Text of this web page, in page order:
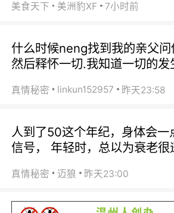
美食天下 美洲豹XF 7小时前
什么时候neng找到我的亲父
然后释怀一切.我知道一切的发
真情秘密 linkun152957 昨天23:58
人到了50这个年纪，身体会一
信号， 年轻时，总以为衰老很
真情秘密 迈狼 昨天23:00